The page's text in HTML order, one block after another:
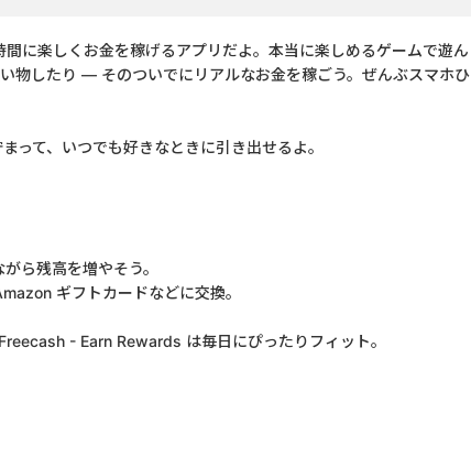
に楽しくお金を稼げるアプリだよ。本当に楽しめるゲームで遊ん
物したり — そのついでにリアルなお金を稼ごう。ぜんぶスマホひ
って、いつでも好きなときに引き出せるよ。
ら残高を増やそう。
ギフトカードなどに交換。
- Earn Rewards は毎日にぴったりフィット。